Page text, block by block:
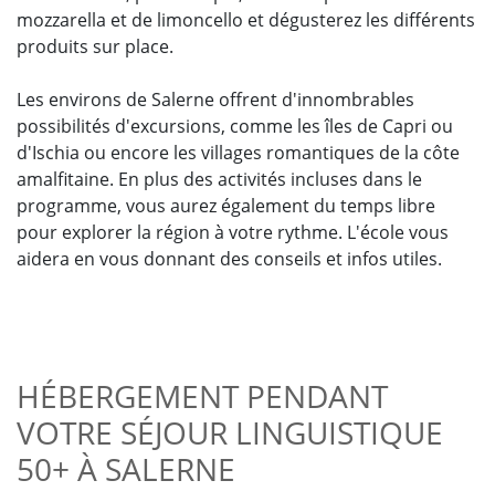
mozzarella et de limoncello et dégusterez les différents
produits sur place.
Les environs de Salerne offrent d'innombrables
possibilités d'excursions, comme les îles de Capri ou
d'Ischia ou encore les villages romantiques de la côte
amalfitaine. En plus des activités incluses dans le
programme, vous aurez également du temps libre
pour explorer la région à votre rythme. L'école vous
aidera en vous donnant des conseils et infos utiles.
HÉBERGEMENT PENDANT
VOTRE SÉJOUR LINGUISTIQUE
50+ À SALERNE